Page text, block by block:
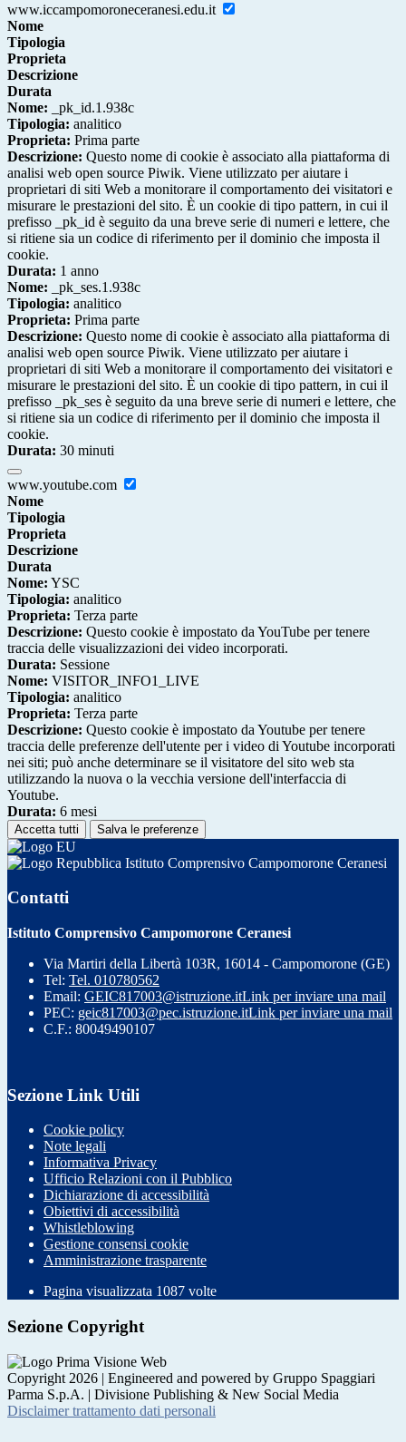
www.iccampomoroneceranesi.edu.it
Nome
Tipologia
Proprieta
Descrizione
Durata
Nome: _pk_id.1.938c
Tipologia: analitico
Proprieta: Prima parte
Descrizione: Questo nome di cookie è associato alla piattaforma di
analisi web open source Piwik. Viene utilizzato per aiutare i
proprietari di siti Web a monitorare il comportamento dei visitatori e
misurare le prestazioni del sito. È un cookie di tipo pattern, in cui il
prefisso _pk_id è seguito da una breve serie di numeri e lettere, che
si ritiene sia un codice di riferimento per il dominio che imposta il
cookie.
Durata: 1 anno
Nome: _pk_ses.1.938c
Tipologia: analitico
Proprieta: Prima parte
Descrizione: Questo nome di cookie è associato alla piattaforma di
analisi web open source Piwik. Viene utilizzato per aiutare i
proprietari di siti Web a monitorare il comportamento dei visitatori e
misurare le prestazioni del sito. È un cookie di tipo pattern, in cui il
prefisso _pk_ses è seguito da una breve serie di numeri e lettere, che
si ritiene sia un codice di riferimento per il dominio che imposta il
cookie.
Durata: 30 minuti
www.youtube.com
Nome
Tipologia
Proprieta
Descrizione
Durata
Nome: YSC
Tipologia: analitico
Proprieta: Terza parte
Descrizione: Questo cookie è impostato da YouTube per tenere
traccia delle visualizzazioni dei video incorporati.
Durata: Sessione
Nome: VISITOR_INFO1_LIVE
Tipologia: analitico
Proprieta: Terza parte
Descrizione: Questo cookie è impostato da Youtube per tenere
traccia delle preferenze dell'utente per i video di Youtube incorporati
nei siti; può anche determinare se il visitatore del sito web sta
utilizzando la nuova o la vecchia versione dell'interfaccia di
Youtube.
Durata: 6 mesi
Accetta tutti Salva le preferenze
Istituto Comprensivo Campomorone Ceranesi
Contatti
Istituto Comprensivo Campomorone Ceranesi
Via Martiri della Libertà 103R, 16014 - Campomorone (GE)
Tel: Tel. 010780562
Email: GEIC817003@istruzione.itLink per inviare una mail
PEC: geic817003@pec.istruzione.itLink per inviare una mail
C.F.: 80049490107
Sezione Link Utili
Cookie policy
Note legali
Informativa Privacy
Ufficio Relazioni con il Pubblico
Dichiarazione di accessibilità
Obiettivi di accessibilità
Whistleblowing
Gestione consensi cookie
Amministrazione trasparente
Pagina visualizzata 1087 volte
Sezione Copyright
Copyright 2026 | Engineered and powered by Gruppo Spaggiari
Parma S.p.A. | Divisione Publishing & New Social Media
Disclaimer trattamento dati personali